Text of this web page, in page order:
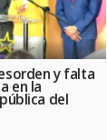
y falta
en la
del